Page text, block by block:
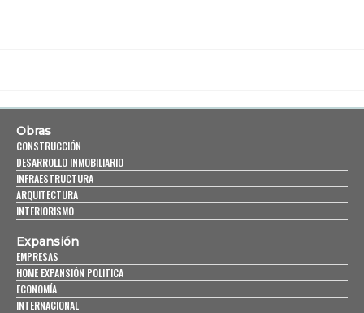
Obras
CONSTRUCCIÓN
DESARROLLO INMOBILIARIO
INFRAESTRUCTURA
ARQUITECTURA
INTERIORISMO
Expansión
EMPRESAS
HOME EXPANSIÓN POLITICA
ECONOMÍA
INTERNACIONAL